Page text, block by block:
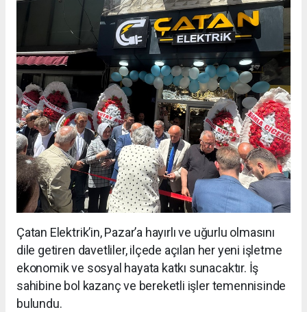
Çatan Elektrik’in, Pazar’a hayırlı ve uğurlu olmasını
dile getiren davetliler, ilçede açılan her yeni işletme
ekonomik ve sosyal hayata katkı sunacaktır. İş
sahibine bol kazanç ve bereketli işler temennisinde
bulundu.